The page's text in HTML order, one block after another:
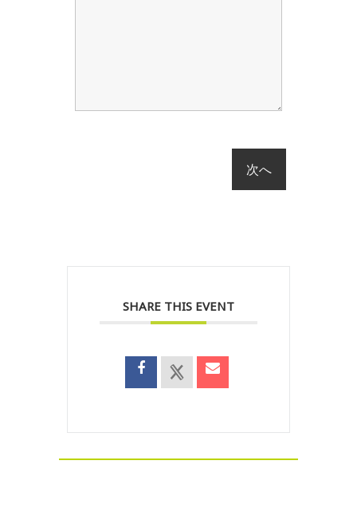
SHARE THIS EVENT